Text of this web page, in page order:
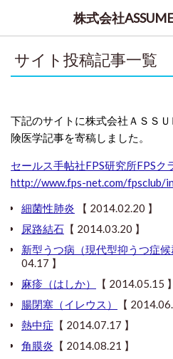
株式会社
サイト投稿記事一覧
下記のサイトに株式会社ＡＳＳ
険医学記事を寄稿しました。
セールス手帖社FPS研究所FPSク
http://www.fps-net.com/fpsclub/
細菌性肺炎 【 2014.02.20 】
尿路結石 【 2014.03.20 】
新型うつ病（現代型抑うつ症候
04.17 】
麻疹（はしか）
【 2014.05.15 】
腸閉塞（イレウス）
【
熱中症 【 2014.07.17 】
角膜炎 【 2014.08.21 】